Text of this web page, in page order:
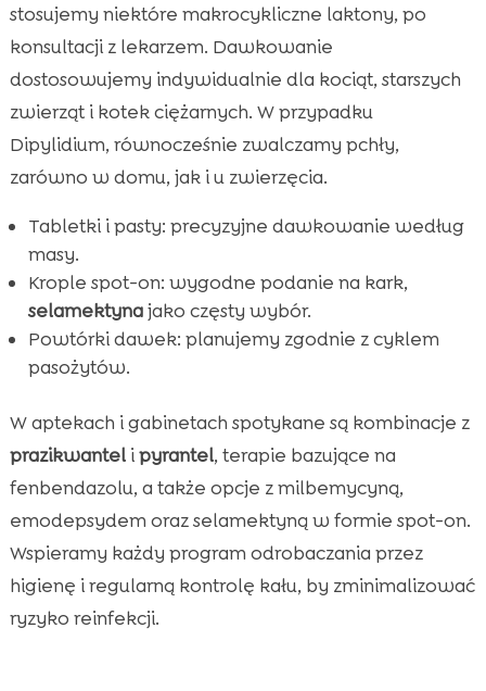
stosujemy niektóre makrocykliczne laktony, po
konsultacji z lekarzem. Dawkowanie
dostosowujemy indywidualnie dla kociąt, starszych
zwierząt i kotek ciężarnych. W przypadku
Dipylidium, równocześnie zwalczamy pchły,
zarówno w domu, jak i u zwierzęcia.
Tabletki i pasty: precyzyjne dawkowanie według
masy.
Krople spot-on: wygodne podanie na kark,
selamektynajako częsty wybór.
Powtórki dawek: planujemy zgodnie z cyklem
pasożytów.
W aptekach i gabinetach spotykane są kombinacje z
prazikwantelipyrantel, terapie bazujące na
fenbendazolu, a także opcje z milbemycyną,
emodepsydem oraz selamektyną w formie spot-on.
Wspieramy każdy program odrobaczania przez
higienę i regularną kontrolę kału, by zminimalizować
ryzyko reinfekcji.